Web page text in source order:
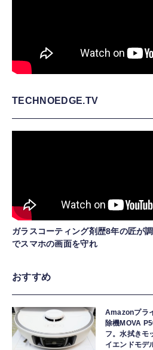
TECHNOEDGE.TV
ガラスコーティング剤歴8年の匠が
でスマホの画面を守れ
おすすめ
Amazonプラ
除機MOVA
フ。水拭きモ
イエンドモデ